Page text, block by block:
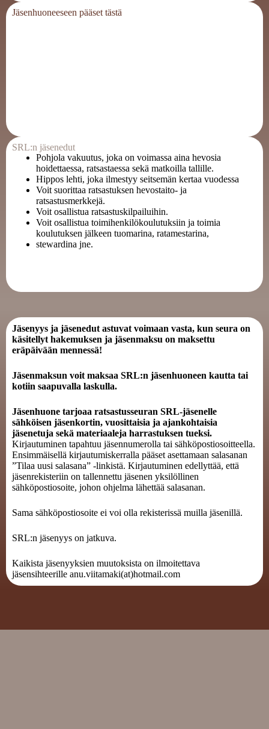
Jäsenhuoneeseen pääset tästä
SRL:n jäsenedut
Pohjola vakuutus, joka on voimassa aina hevosia
hoidettaessa, ratsastaessa sekä matkoilla tallille.
Hippos lehti, joka ilmestyy seitsemän kertaa vuodessa
Voit suorittaa ratsastuksen hevostaito- ja
ratsastusmerkkejä.
Voit osallistua ratsastuskilpailuihin.
Voit osallistua toimihenkilökoulutuksiin ja toimia
koulutuksen jälkeen tuomarina, ratamestarina,
stewardina jne.
Jäsenyys ja jäsenedut astuvat voimaan vasta, kun seura on
käsitellyt hakemuksen ja jäsenmaksu on maksettu
eräpäivään mennessä!
Jäsenmaksun voit maksaa SRL:n jäsenhuoneen kautta tai
kotiin saapuvalla laskulla.
Jäsenhuone tarjoaa ratsastusseuran SRL-jäsenelle
sähköisen jäsenkortin, vuosittaisia ja ajankohtaisia
jäsenetuja sekä materiaaleja harrastuksen tueksi.
Kirjautuminen tapahtuu jäsennumerolla tai sähköpostiosoitteella.
Ensimmäisellä kirjautumiskerralla pääset asettamaan salasanan
”Tilaa uusi salasana” -linkistä. Kirjautuminen edellyttää, että
jäsenrekisteriin on tallennettu jäsenen yksilöllinen
sähköpostiosoite, johon ohjelma lähettää salasanan.
Sama sähköpostiosoite ei voi olla rekisterissä muilla jäsenillä.
SRL:n jäsenyys on jatkuva.
Kaikista jäsenyyksien muutoksista on ilmoitettava
jäsensihteerille anu.viitamaki(at)hotmail.com